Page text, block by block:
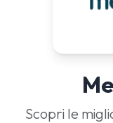
Scopri le